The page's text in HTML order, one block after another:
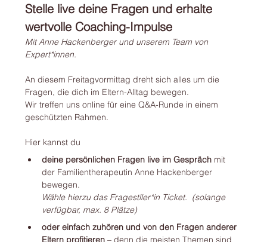
Stelle live deine Fragen und erhalte
wertvolle Coaching-Impulse
Mit Anne Hackenberger und unserem Team von
Expert*innen.
An diesem Freitagvormittag dreht sich alles um die
Fragen, die dich im Eltern-Alltag bewegen.
Wir treffen uns online für eine Q&A-Runde in einem
geschützten Rahmen.
Hier kannst du
deine persönlichen Fragen live im Gespräch mit
der Familientherapeutin Anne Hackenberger
bewegen.
Wähle hierzu das Fragestller*in Ticket. (solange
verfügbar, max. 8 Plätze)
oder einfach zuhören und von den Fragen anderer
Eltern profitieren – denn die meisten Themen sind